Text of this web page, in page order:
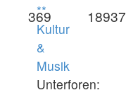
**
Kultur
&
Musik
Unterforen:
369 18937